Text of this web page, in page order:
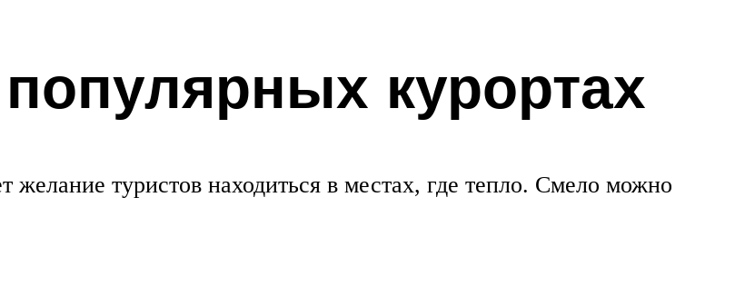
курортах
желание туристов находиться в местах, где тепло. Смело можно